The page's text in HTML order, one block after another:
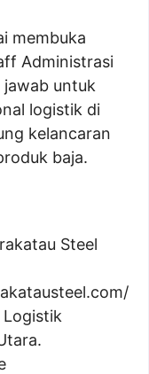
membuka
Administrasi
untuk
logistik di
kelancaran
baja.
Steel